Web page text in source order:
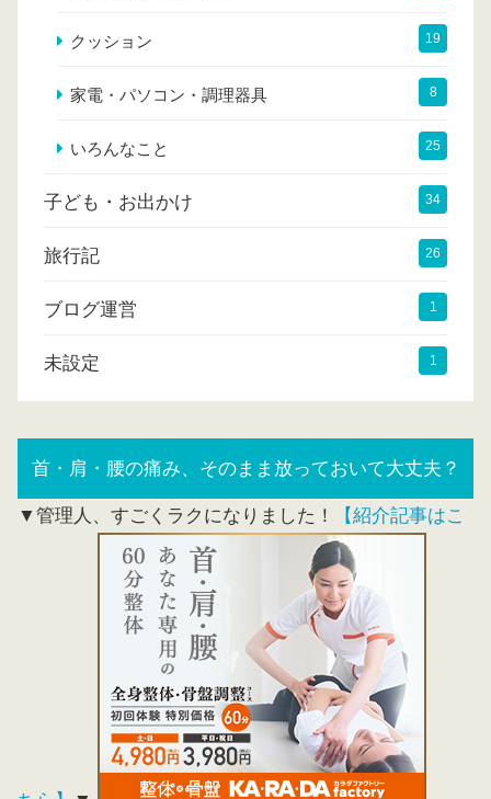
クッション 19
家電・パソコン・調理器具 8
いろんなこと 25
子ども・お出かけ 34
旅行記 26
ブログ運営 1
未設定 1
首・肩・腰の痛み、そのまま放っておいて大丈夫？
▼管理人、すごくラクになりました！ 【紹介記事はこ